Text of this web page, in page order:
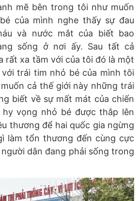
mẽ bên trong tôi như muốn
của mình nghe thấy sự đau
và nước mắt của biết bao
sống ở nơi ấy. Sau tất cả
rất xa tầm với của tôi đó là một
trái tim nhỏ bé của mình tôi
cả thế giới này những trái
biết về sự mất mát của chiến
vọng nhỏ bé được thắp lên
thương để hai quốc gia ngừng
làm tổn thương đến cùng cực
dân đang phải sống trong